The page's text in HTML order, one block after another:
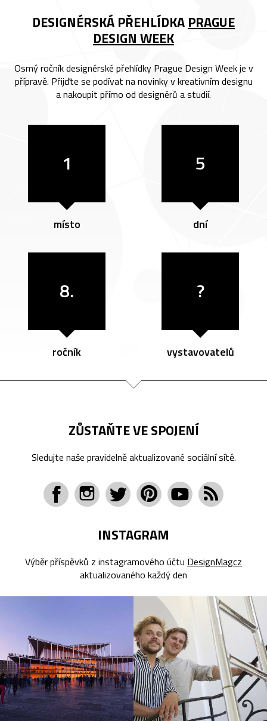
DESIGNÉRSKÁ PŘEHLÍDKA PRAGUE
DESIGN WEEK
Osmý ročník designérské přehlídky Prague Design Week je v
přípravě. Přijďte se podívat na novinky v kreativním designu
a nakoupit přímo od designérů a studií.
1
místo
5
dní
8.
ročník
?
vystavovatelů
ZŮSTAŇTE VE SPOJENÍ
Sledujte naše pravidelně aktualizované sociální sítě.
INSTAGRAM
Výběr příspěvků z instagramového účtu DesignMagcz
aktualizovaného každý den